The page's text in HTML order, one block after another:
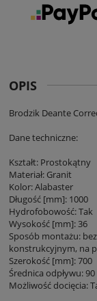
OPIS
Brodzik Deante
Dane techniczne:
Kształt: Prostokątny
Materiał: Granit
Kolor: Alabaster
Długość [mm]: 1000
Hydrofobowość: Tak
Wysokość [mm]: 36
Sposób montażu:
konstrukcyjnym, na
Szerokość [mm]: 700
Średnica odpływu: 90
Możliwość docięcia: